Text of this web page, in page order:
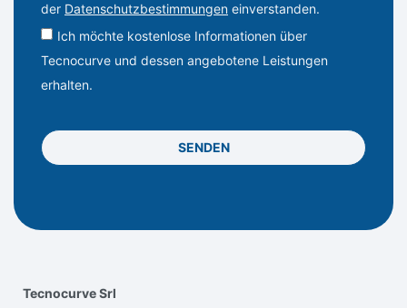
der Datenschutzbestimmungen einverstanden.
Ich möchte kostenlose Informationen über
Tecnocurve und dessen angebotene Leistungen
erhalten.
SENDEN
Tecnocurve Srl